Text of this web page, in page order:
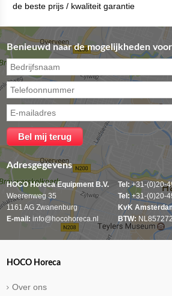
de beste prijs / kwaliteit garantie
Benieuwd naar de mogelijkheden
Adresgegevens
HOCO Horeca Equipment B.V.
Weerenweg 35
1161 AG Zwanenburg
E-mail: info@hocohoreca.nl
Tel: +31-(0)20-
Tel:+31-(0)20-
KvK
BTW:
HOCO Horeca
Over ons